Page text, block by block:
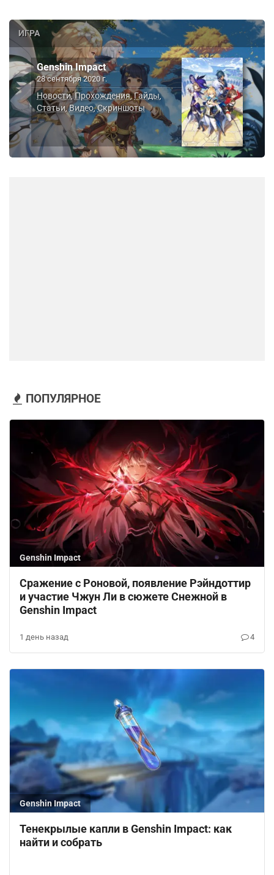
ИГРА
Genshin Impact
28 сентября 2020 г.
Новости,Прохождения,Гайды,
Статьи,Видео,Скриншоты
ПОПУЛЯРНОЕ
Genshin Impact
Сражение с Роновой, появление Рэйндоттир
и участие Чжун Ли в сюжете Снежной в
Genshin Impact
1 день назад 4
Genshin Impact
Тенекрылые капли в Genshin Impact: как
найти и собрать